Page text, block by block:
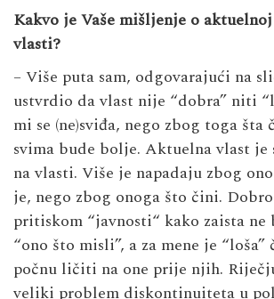
Kakvo je Vaše mišljenje o
vlasti?
– Više puta sam, odgovarajući na
ustvrdio da vlast nije “dobra” niti
mi se (ne)sviđa, nego zbog toga šta
svima bude bolje. Aktuelna vlast je
na vlasti. Više je napadaju zbog
je, nego zbog onoga što čini.
pritiskom “javnosti“ kako zaista
“ono što misli”, a za mene je
počnu ličiti na one prije njih.
veliki problem diskontinuiteta u